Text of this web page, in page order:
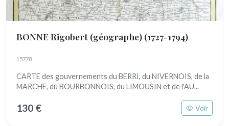
BONNE Rigobert (géographe) (1727-1794)
15778
CARTE des gouvernements du BERRI, du NIVERNOIS, de la
MARCHE, du BOURBONNOIS, du LIMOUSIN et de l'AU...
130 € Voir